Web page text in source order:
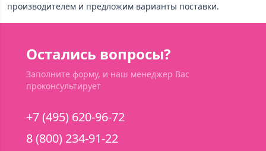
производителем и предложим варианты поставки.
Остались вопросы?
Заполните форму, и наш менеджер Вас
проконсультирует
+7 (495) 620-96-72
8 (800) 234-91-22